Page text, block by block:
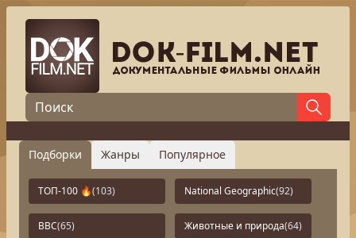
Подборки Жанры Популярное
ТОП-100 🔥(103) National Geographic(92)
BBC(65) Животные и природа(64)